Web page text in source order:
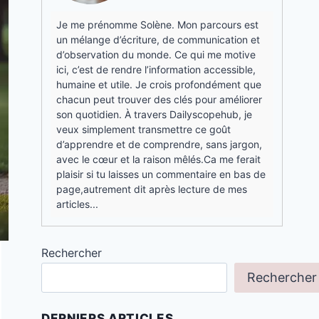
Je me prénomme Solène. Mon parcours est
un mélange d’écriture, de communication et
d’observation du monde. Ce qui me motive
ici, c’est de rendre l’information accessible,
humaine et utile. Je crois profondément que
chacun peut trouver des clés pour améliorer
son quotidien. À travers Dailyscopehub, je
veux simplement transmettre ce goût
d’apprendre et de comprendre, sans jargon,
avec le cœur et la raison mêlés.Ca me ferait
plaisir si tu laisses un commentaire en bas de
page,autrement dit après lecture de mes
articles...
Rechercher
Rechercher